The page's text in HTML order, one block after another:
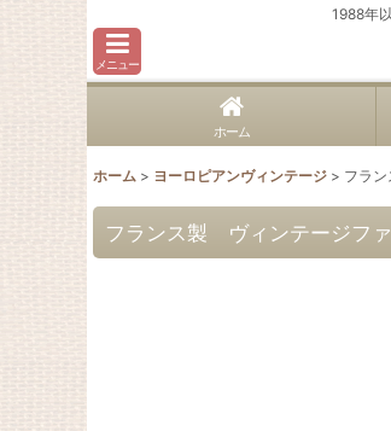
1988年
メニュー
ホーム
ホーム > ヨーロピアンヴィンテージ > フラ
フランス製 ヴィンテージフ